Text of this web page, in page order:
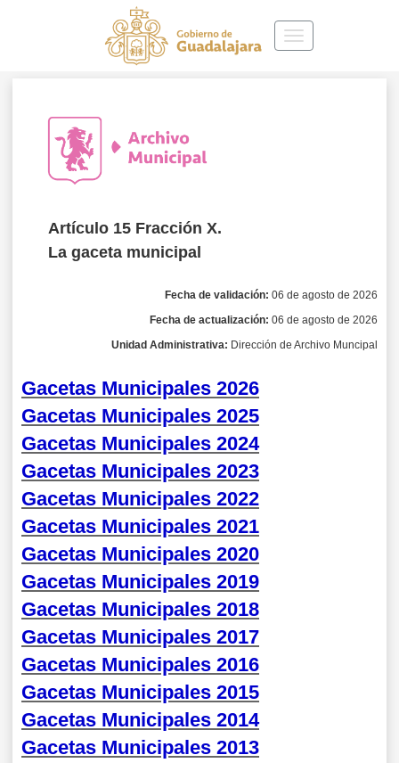
Toggle
navigation
Artículo 15 Fracción X.
La gaceta municipal
Fecha de validación: 06 de agosto de 2026
Fecha de actualización: 06 de agosto de 2026
Unidad Administrativa: Dirección de Archivo Muncipal
Gacetas Municipales 2026
Gacetas Municipales 2025
Gacetas Municipales 2024
Gacetas Municipales 2023
Gacetas Municipales 2022
Gacetas Municipales 2021
Gacetas Municipales 2020
Gacetas Municipales 2019
Gacetas Municipales 2018
Gacetas Municipales 2017
Gacetas Municipales 2016
Gacetas Municipales 2015
Gacetas Municipales 2014
Gacetas Municipales 2013